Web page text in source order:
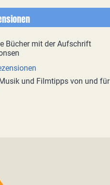
und Filmtipps von und für